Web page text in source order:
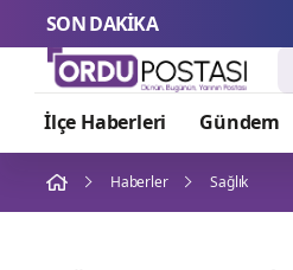
SON DAKİKA
İlçe Haberleri Gündem
Haberler Sağlık